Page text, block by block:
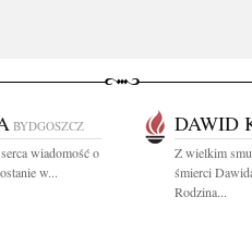
BYDGOSZCZ
wiadomość o
w...
DAWID
Z wielkim
śmierci
Rodzina...